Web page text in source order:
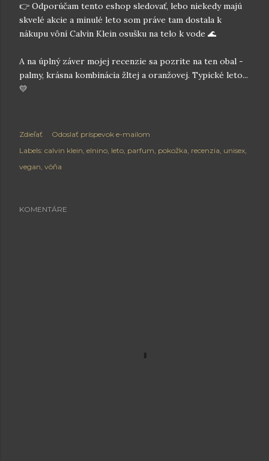
👉 Odporúčam tento eshop sledovať, lebo niekedy majú
skvelé akcie a minulé leto som práve tam dostala k
nákupu vôní Calvin Klein osušku na telo k vode 🌊
A na úplný záver mojej recenzie sa pozrite na ten obal -
palmy, krásna kombinácia žltej a oranžovej. Typické leto...
💛
Zdieľať
Odoslať príspevok e-mailom
Labels: calvin klein elnino leto parfum pokožka recenzia unisex
vegan vôňa
KOMENTÁRE